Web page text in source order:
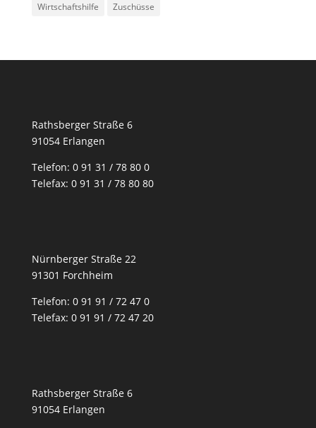
Wirtschaftshilfe
Zuschüsse
Rathsberger Straße 6
91054 Erlangen
Telefon: 0 91 31 / 78 80 0
Telefax: 0 91 31 / 78 80 80
Nürnberger Straße 22
91301 Forchheim
Telefon: 0 91 91 / 72 47 0
Telefax: 0 91 91 / 72 47 20
Rathsberger Straße 6
91054 Erlangen